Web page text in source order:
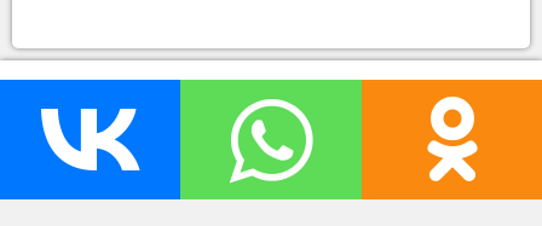
прислать новость
нашли ошибку